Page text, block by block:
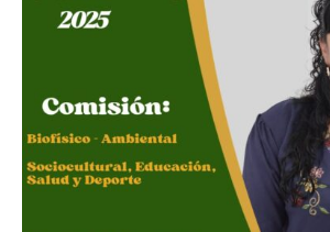
Rendición
Noticias
Eventos